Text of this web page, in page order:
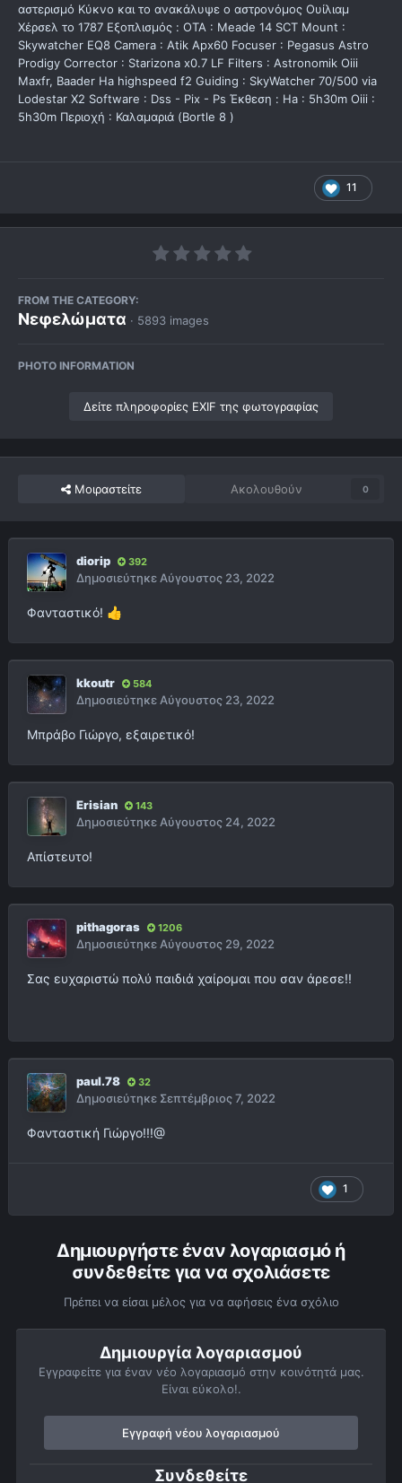
αστερισμό Κύκνο και το ανακάλυψε ο αστρονόμος Ουίλιαμ
Χέρσελ το 1787 Εξοπλισμός : OTA : Meade 14 SCT Mount :
Skywatcher EQ8 Camera : Atik Apx60 Focuser : Pegasus Astro
Prodigy Corrector : Starizona x0.7 LF Filters : Astronomik Oiii
Maxfr, Baader Ha highspeed f2 Guiding : SkyWatcher 70/500 via
Lodestar X2 Software : Dss - Pix - Ps Έκθεση : Ha : 5h30m Oiii :
5h30m Περιοχή : Καλαμαριά (Bortle 8 )
11
FROM THE CATEGORY:
Νεφελώματα · 5893 images
PHOTO INFORMATION
Δείτε πληροφορίες EXIF της φωτογραφίας
Μοιραστείτε Ακολουθούν 0
diorip 392
ΔημοσιεύτηκεΑύγουστος 23, 2022
Φανταστικό! 👍
kkoutr 584
ΔημοσιεύτηκεΑύγουστος 23, 2022
Μπράβο Γιώργο, εξαιρετικό!
Erisian 143
ΔημοσιεύτηκεΑύγουστος 24, 2022
Απίστευτο!
pithagoras 1206
ΔημοσιεύτηκεΑύγουστος 29, 2022
Σας ευχαριστώ πολύ παιδιά χαίρομαι που σαν άρεσε!!
paul.78 32
Δημοσιεύτηκε Σεπτέμβριος 7, 2022
Φανταστική Γιώργο!!!@
1
Δημιουργήστε έναν λογαριασμό ή
συνδεθείτε για να σχολιάσετε
Πρέπει να είσαι μέλος για να αφήσεις ένα σχόλιο
Δημιουργία λογαριασμού
Εγγραφείτε για έναν νέο λογαριασμό στην κοινότητά μας.
Είναι εύκολο!.
Εγγραφή νέου λογαριασμού
Συνδεθείτε